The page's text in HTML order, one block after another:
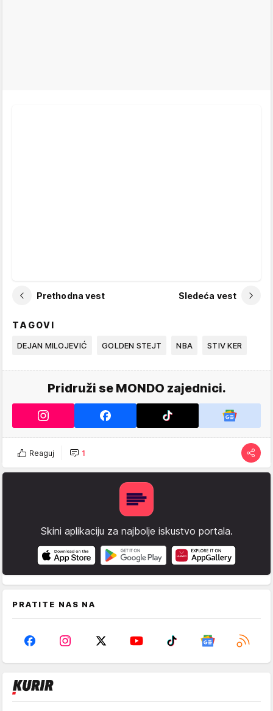
Prethodna vest Sledeća vest
TAGOVI
DEJAN MILOJEVIĆ GOLDEN STEJT NBA STIV KER
Pridruži se MONDO zajednici.
Reaguj 1
Skini aplikaciju za najbolje iskustvo portala.
PRATITE NAS NA